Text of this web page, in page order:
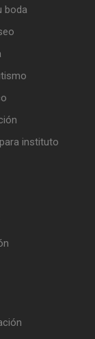
boda
instituto